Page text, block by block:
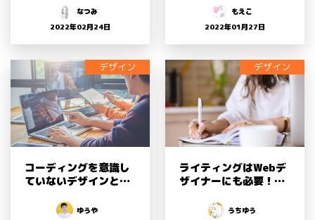
心者にありがちなデザ
インを知る
なつみ
2022年02月24日
の方へ。不安な気持ち
の乗り越え方
もえこ
2022年01月27日
デザイン
コーディングを意識し
ていないデザインとそ
ゆうや
デザイン
ライティングはWebデ
ザイナーにも必要！
る」スキルうちゆう